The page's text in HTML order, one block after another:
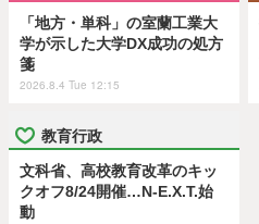
「地方・単科」の室蘭工業大
学が示した大学DX成功の処方
箋
2026.8.4 Tue 12:15
教育行政
文科省、高校教育改革のキッ
クオフ8/24開催…N-E.X.T.始
動